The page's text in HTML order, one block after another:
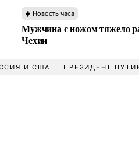
Новость часа
Мужчина с ножом тяжело
Чехии
И США ПРЕЗИДЕНТ